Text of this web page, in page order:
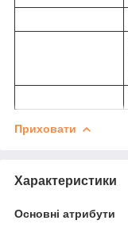
Приховати
Характеристики
Основні атрибути